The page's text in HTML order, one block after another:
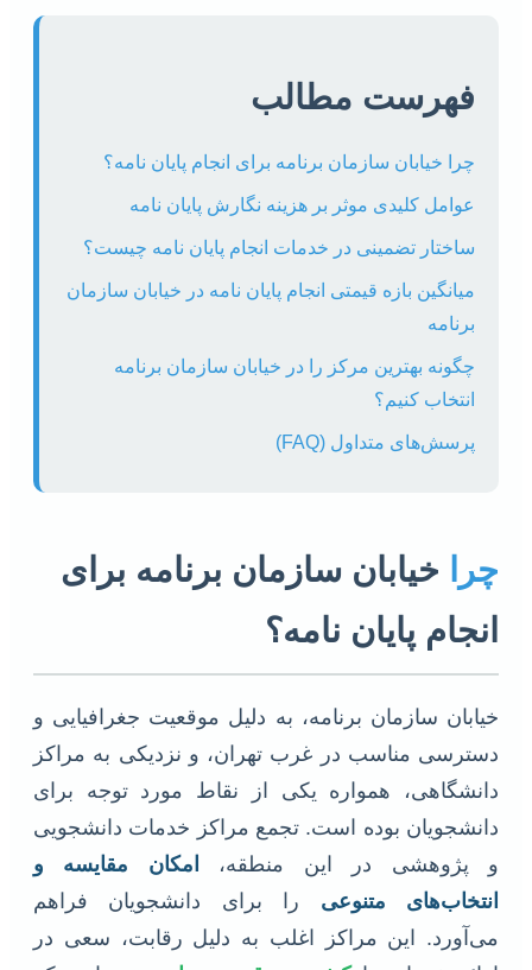
فهرست مطالب
چرا خیابان سازمان برنامه برای انجام پایان نامه؟
عوامل کلیدی موثر بر هزینه نگارش پایان نامه
ساختار تضمینی در خدمات انجام پایان نامه چیست؟
میانگین بازه قیمتی انجام پایان نامه در خیابان سازمان
برنامه
چگونه بهترین مرکز را در خیابان سازمان برنامه
انتخاب کنیم؟
پرسش‌های متداول (FAQ)
چرا
خیابان سازمان برنامه برای
انجام پایان نامه؟
خیابان سازمان برنامه، به دلیل موقعیت جغرافیایی و
دسترسی مناسب در غرب تهران، و نزدیکی به مراکز
دانشگاهی، همواره یکی از نقاط مورد توجه برای
دانشجویان بوده است. تجمع مراکز خدمات دانشجویی
و پژوهشی در این منطقه،
امکان مقایسه و
انتخاب‌های متنوعی را برای دانشجویان فراهم
می‌آورد. این مراکز اغلب به دلیل رقابت، سعی در